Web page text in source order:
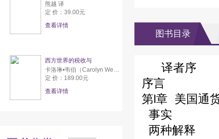
熊越 译
定 价：39.00元
查看详情
西方世界的税收与
卡洛琳•韦伯（Carolyn Webber） 亚伦•威尔达夫斯基（Aaron Wildavsky）
定 价：189.00元
查看详情
图书目录
译者序
序言
第l章 美国通
事实
两种解释